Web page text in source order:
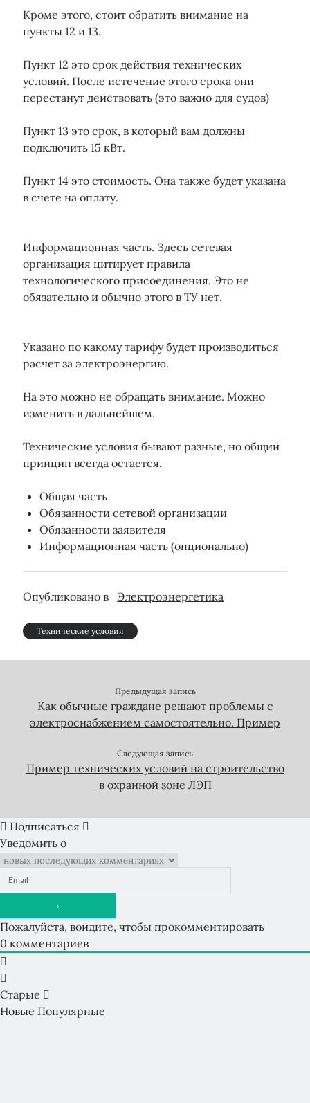
Кроме этого, стоит обратить внимание на
пункты 12 и 13.
Пункт 12 это срок действия технических
условий. После истечение этого срока они
перестанут действовать (это важно для судов)
Пункт 13 это срок, в который вам должны
подключить 15 кВт.
Пункт 14 это стоимость. Она также будет указана
в счете на оплату.
Информационная часть. Здесь сетевая
организация цитирует правила
технологического присоединения. Это не
обязательно и обычно этого в ТУ нет.
Указано по какому тарифу будет производиться
расчет за электроэнергию.
На это можно не обращать внимание. Можно
изменить в дальнейшем.
Технические условия бывают разные, но общий
принцип всегда остается.
Общая часть
Обязанности сетевой организации
Обязанности заявителя
Информационная часть (опционально)
Опубликовано в Электроэнергетика
Технические условия
Предыдущая запись
Как обычные граждане решают проблемы с
электроснабжением самостоятельно. Пример
Следующая запись
Пример технических условий на строительство
в охранной зоне ЛЭП
Подписаться
Уведомить о
Пожалуйста, войдите, чтобы прокомментировать
0 комментариев
Старые
Новые Популярные